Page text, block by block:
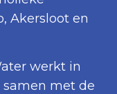
Akersloot en
werkt in
met de